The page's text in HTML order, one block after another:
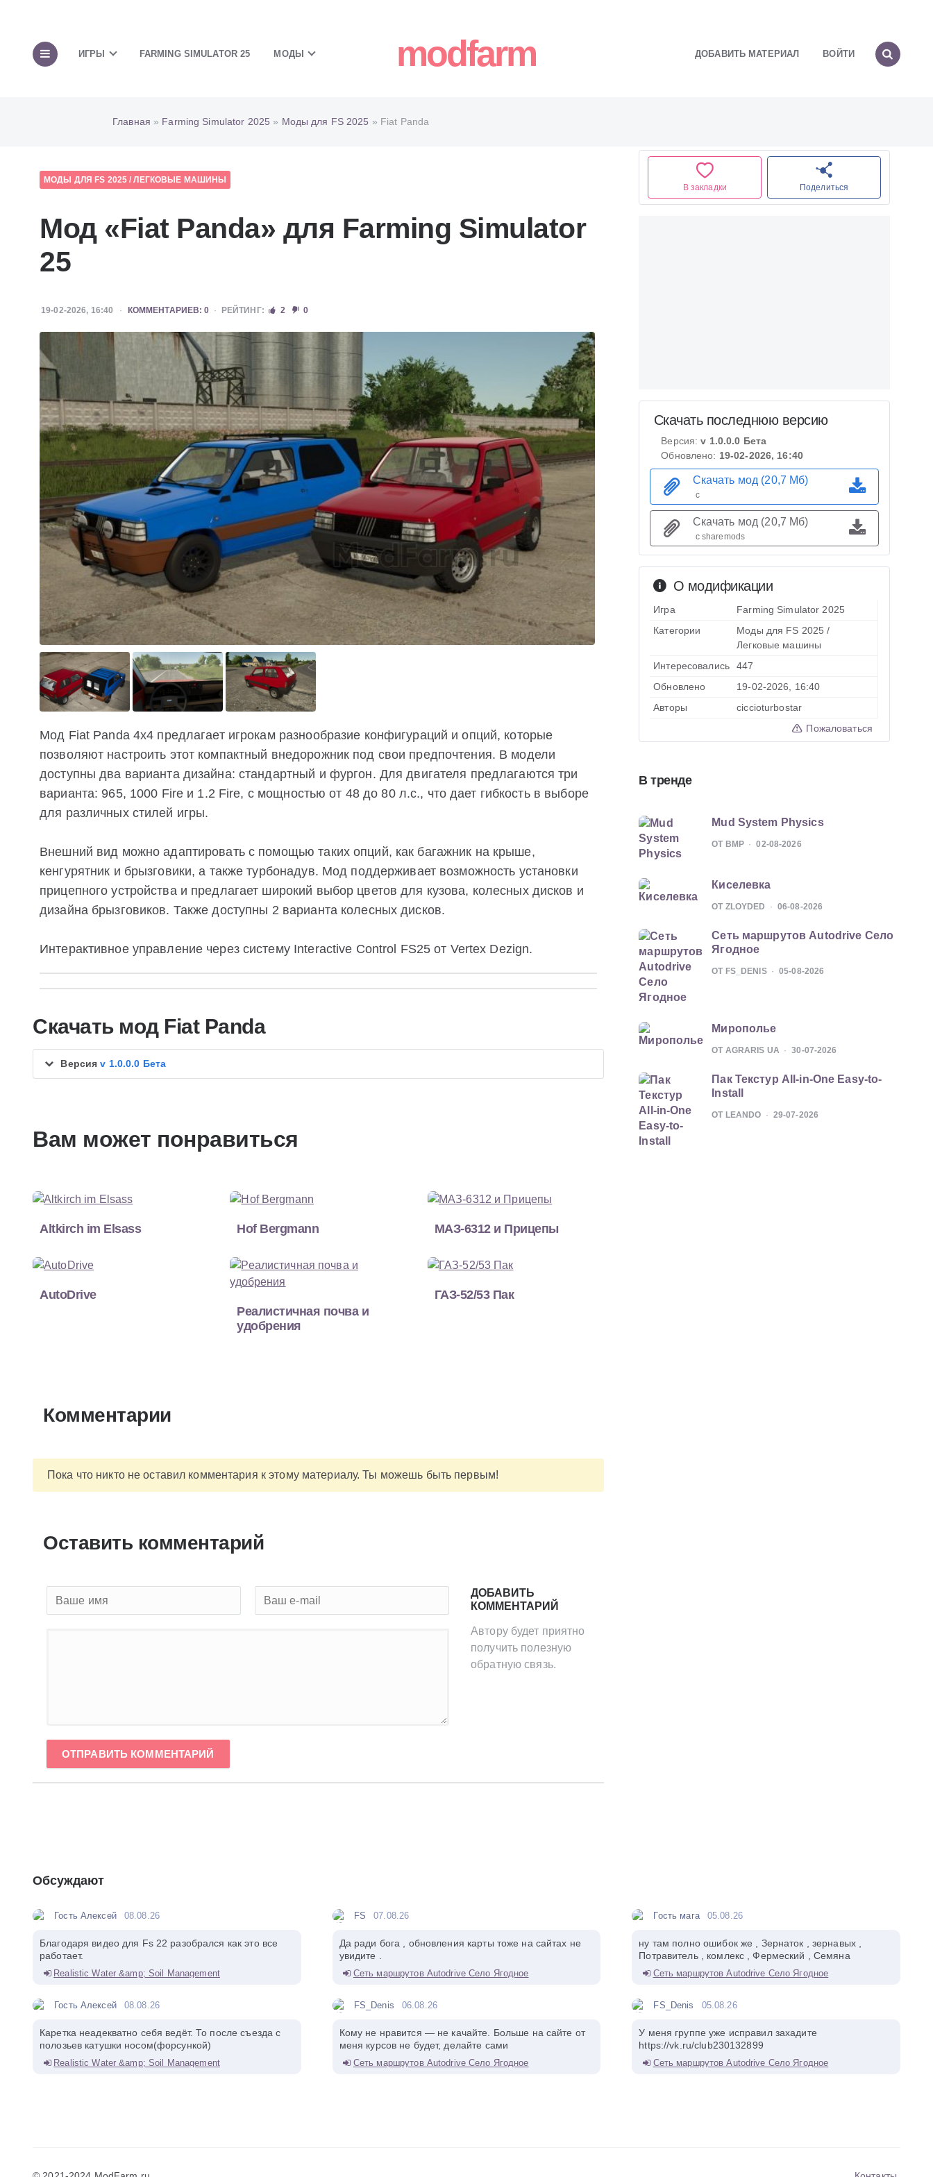
ИГРЫ FARMING SIMULATOR 25 МОДЫ modfarm ДОБАВИТЬ МАТЕРИАЛ ВОЙТИ
Главная » Farming Simulator 2025 » Моды для FS 2025 » Fiat Panda
МОДЫ ДЛЯ FS 2025 /ЛЕГКОВЫЕ МАШИНЫ
Мод «Fiat Panda» для Farming Simulator
25
19-02-2026, 16:40 КОММЕНТАРИЕВ: 0 РЕЙТИНГ: 2 0
Мод Fiat Panda 4x4 предлагает игрокам разнообразие конфигураций и опций, которые
позволяют настроить этот компактный внедорожник под свои предпочтения. В модели
доступны два варианта дизайна: стандартный и фургон. Для двигателя предлагаются три
варианта: 965, 1000 Fire и 1.2 Fire, с мощностью от 48 до 80 л.с., что дает гибкость в выборе
для различных стилей игры.
Внешний вид можно адаптировать с помощью таких опций, как багажник на крыше,
кенгурятник и брызговики, а также турбонадув. Мод поддерживает возможность установки
прицепного устройства и предлагает широкий выбор цветов для кузова, колесных дисков и
дизайна брызговиков. Также доступны 2 варианта колесных дисков.
Интерактивное управление через систему Interactive Control FS25 от Vertex Dezign.
Скачать мод Fiat Panda
Версияv 1.0.0.0 Бета
Вам может понравиться
Altkirch im Elsass Hof Bergmann МАЗ-6312 и Прицепы
AutoDrive
Реалистичная почва и
удобрения
ГАЗ-52/53 Пак
Комментарии
Пока что никто не оставил комментария к этому материалу. Ты можешь быть первым!
Оставить комментарий
ДОБАВИТЬ
КОММЕНТАРИЙ
Автору будет приятно
получить полезную
обратную связь.
ОТПРАВИТЬ КОММЕНТАРИЙ
В закладки Поделиться
О модификации
Игра
Farming Simulator 2025
Категории
Моды для FS 2025 /
Легковые машины
Интересовались
447
Обновлено
19-02-2026, 16:40
Авторы
ciccioturbostar
Пожаловаться
Скачать последнюю версию
Версия:v 1.0.0.0 Бета
Обновлено: 19-02-2026, 16:40
Скачать мод (20,7 Мб)
с
Скачать мод (20,7 Мб)
с sharemods
В тренде
Mud System Physics
ОТ BMP 02-08-2026
Киселевка
ОТ ZLOYDED 06-08-2026
Сеть маршрутов Autodrive Село
Ягодное
ОТ FS_DENIS 05-08-2026
Мирополье
ОТ AGRARIS UA 30-07-2026
Пак Текстур All-in-One Easy-to-
Install
ОТ LEANDO 29-07-2026
Обсуждают
Гость Алексей 08.08.26
Благодаря видео для Fs 22 разобрался как это все
работает.
Realistic Water &amp; Soil Management
Гость Алексей 08.08.26
Каретка неадекватно себя ведёт. То после съезда с
полозьев катушки носом(форсункой)
Realistic Water &amp; Soil Management
FS 07.08.26
Да ради бога , обновления карты тоже на сайтах не
увидите .
Сеть маршрутов Autodrive Село Ягодное
FS_Denis 06.08.26
Кому не нравится — не качайте. Больше на сайте от
меня курсов не будет, делайте сами
Сеть маршрутов Autodrive Село Ягодное
Гость мага 05.08.26
ну там полно ошибок же , Зернаток , зернавых ,
Потравитель , комлекс , Фермеский , Семяна
Сеть маршрутов Autodrive Село Ягодное
FS_Denis 05.08.26
У меня группе уже исправил захадите
https://vk.ru/club230132899
Сеть маршрутов Autodrive Село Ягодное